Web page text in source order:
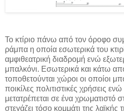
Το κτίριο πάνω από τον όροφο
ράμπα η οποία εσωτερικά του
αμφιθεατρική διαδρομή ενώ
μπαλκόνι. Εσωτερικά και κάτω
τοποθετούνται χώροι οι οποίοι
ποικίλες πολιτιστικές χρήσεις
μετατρέπεται σε ένα χρωματιστό
στεγάζει τόσο κομμάτι της λαϊκής